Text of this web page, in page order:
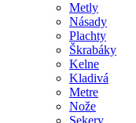
Metly
Násady
Plachty
Škrabáky
Kelne
Kladivá
Metre
Nože
Sekery